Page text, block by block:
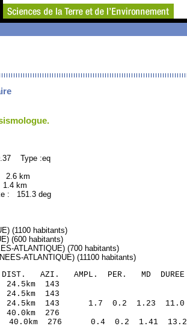
Type :eq
km
km
: 151.3 deg
(1100 habitants)
(600 habitants)
ATLANTIQUE) (700 habitants)
ATLANTIQUE) (11100 habitants)
C DIST. AZI. AMPL. PER. MD DUREE
-0.00 24.5km 143
-0.11 24.5km 143
24.5km 143 1.7 0.2 1.23 11.0
0.47 40.0km 276
40.0km 276 0.4 0.2 1.41 13.2